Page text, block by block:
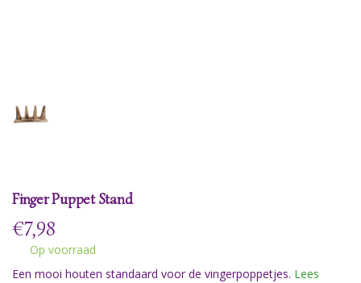
Finger Puppet Stand
€7,98
Op voorraad
Een mooi houten standaard voor de vingerpoppetjes. Lees